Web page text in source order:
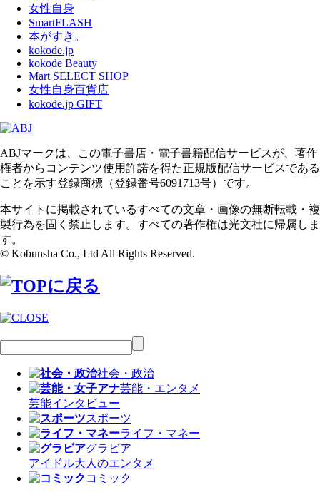
女性自身
SmartFLASH
本がすき。
kokode.jp
kokode Beauty
Mart SELECT SHOP
女性自身百貨店
kokode.jp GIFT
ABJマークは、この電子書店・電子書籍配信サービスが、著作
権者からコンテンツ使用許諾を得た正規版配信サービスである
ことを示す登録商標（登録番号6091713号）です。
本サイトに掲載されているすべての文章・画像の無断転載・複
製行為を固く禁止します。すべての著作権は光文社に帰属しま
す。
© Kobunsha Co., Ltd All Rights Reserved.
社会・政治
芸能・エンタメ
芸能インタビュー
スポーツ
ライフ・マネー
グラビア
アイドル大人のエンタメ
コミック